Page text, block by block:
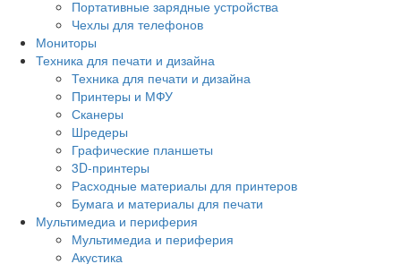
Портативные зарядные устройства
Чехлы для телефонов
Мониторы
Техника для печати и дизайна
Техника для печати и дизайна
Принтеры и МФУ
Сканеры
Шредеры
Графические планшеты
3D-принтеры
Расходные материалы для принтеров
Бумага и материалы для печати
Мультимедиа и периферия
Мультимедиа и периферия
Акустика